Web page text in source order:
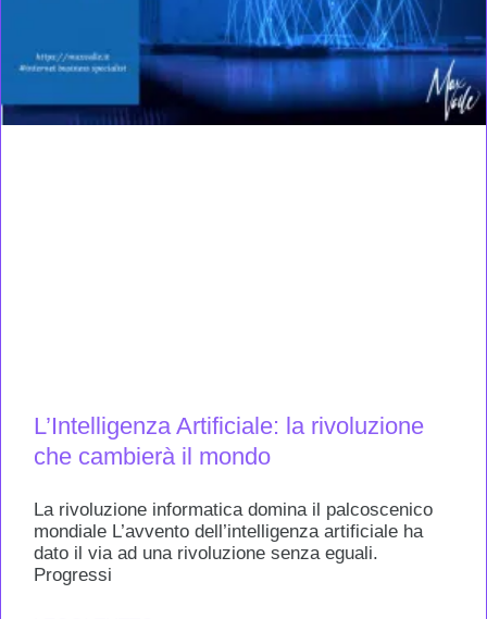
L’Intelligenza Artificiale: la rivoluzione
che cambierà il mondo
La rivoluzione informatica domina il palcoscenico
mondiale L’avvento dell’intelligenza artificiale ha
dato il via ad una rivoluzione senza eguali.
Progressi